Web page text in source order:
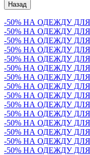
Назад
-50% НА ОДЕЖДУ
-50% НА ОДЕЖДУ
-50% НА ОДЕЖДУ
-50% НА ОДЕЖДУ
-50% НА ОДЕЖДУ
-50% НА ОДЕЖДУ
-50% НА ОДЕЖДУ
-50% НА ОДЕЖДУ
-50% НА ОДЕЖДУ
-50% НА ОДЕЖДУ
-50% НА ОДЕЖДУ
-50% НА ОДЕЖДУ
-50% НА ОДЕЖДУ
-50% НА ОДЕЖДУ
-50% НА ОДЕЖДУ